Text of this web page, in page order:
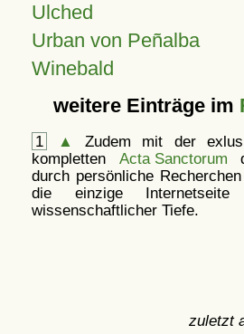
Ulched
Urban von Peñalba
Winebald
weitere Einträge im
1 ▲
Zudem mit der
kompletten Acta Sanctorum
durch persönliche
die einzige
wissenschaftlicher Tiefe.
zuletzt